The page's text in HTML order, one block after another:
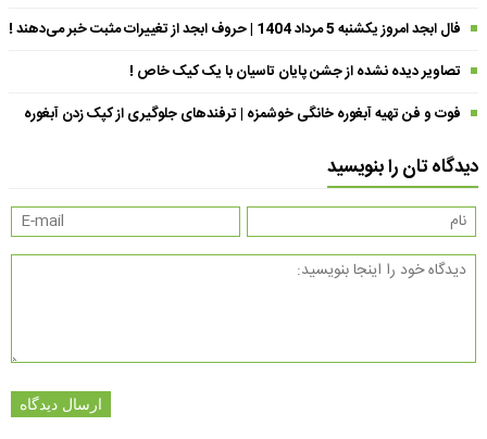
فال ابجد امروز یکشنبه 5 مرداد 1404 | حروف ابجد از تغییرات مثبت خبر می‌دهند !
تصاویر دیده نشده از جشن پایان تاسیان با یک کیک خاص !
فوت و فن تهیه آبغوره خانگی خوشمزه | ترفندهای جلوگیری از کپک زدن آبغوره
دیدگاه تان را بنویسید
ارسال دیدگاه